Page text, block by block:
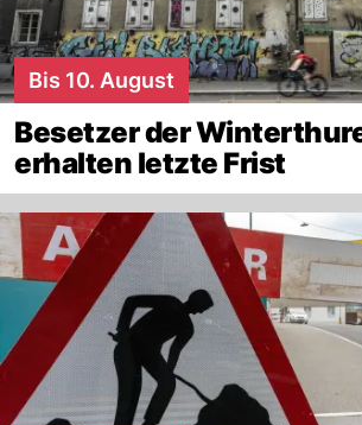
Bis 10. August
Besetzer der
erhalten letzte Frist